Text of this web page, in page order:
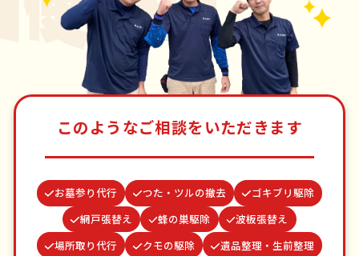
このようなご相談をいただきます
お墓参り代行 つた・ツルの撤去
ゴキブリ駆除
網戸張替え
蜂の巣駆除
波板張替え
場所取り代行
クモの駆除
遺品整理・生前整理